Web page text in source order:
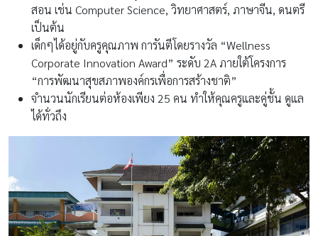
สอน เช่น Computer Science, วิทยาศาสตร์, ภาษาจีน, ดนตรี
เป็นต้น
เด็กๆได้อยู่กับครูคุณภาพ การันตีโดยรางวัล “Wellness
Corporate Innovation Award” ระดับ 2A ภายใต้โครงการ
“การพัฒนาสุขสภาพองค์กรเพื่อการสร้างชาติ”
จำนวนนักเรียนต่อห้องเพียง 25 คน ทำให้คุณครูและคู่ชั้น ดูแล
ได้ทั่วถึง